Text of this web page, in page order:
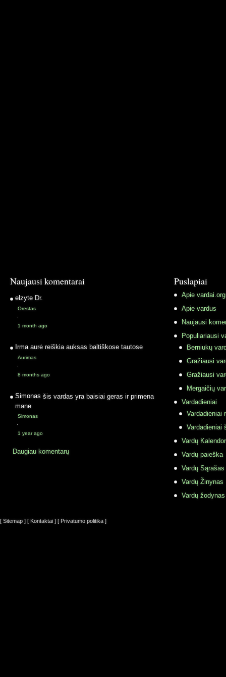
Naujausi komentarai
elzyte Dr.
Orestas
·
1 month ago
Irma aurė reiškia auksas baltiškose tautose
Aurimas
·
8 months ago
Simonas šis vardas yra baisiai geras ir primena
mane
Simonas
·
1 year ago
Daugiau komentarų
Puslapiai
Apie vardai.org
Apie vardus
Naujausi
Populiariausi
Berniukų
Gražiausi
Gražiausi
Mergaičių
Vardadieniai
Vardadieniai
Vardadieniai
Vardų
Vardų paieška
Vardų Sąrašas
Vardų Žinynas
Vardų
[ Sitemap ] [ Kontaktai ] [ Privatumo politika ]